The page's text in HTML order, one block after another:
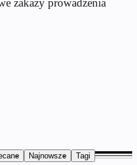
zakazy prowadzenia
Najnowsze Tagi